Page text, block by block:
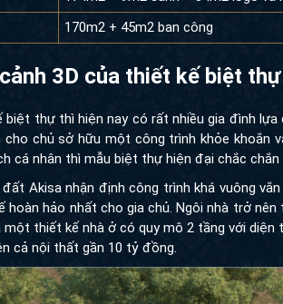
170m2 + 45m2 ban công
3D của thiết kế biệt
biệt thựthì hiện nay có rất nhiều gia đình
chủ sở hữu một công trình khỏe khoắn
cá nhân thì mẫu biệt thự hiện đại chắc
đất Akisa nhận định công trình khá vuông
hảo nhất cho gia chủ. Ngôi nhà trở nên
thiết kế nhà ở có quy mô 2 tầng với
cả nội thất gần 10 tỷ đồng.